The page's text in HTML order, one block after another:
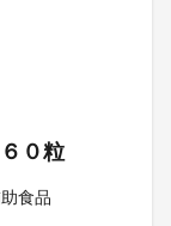
０粒
食品